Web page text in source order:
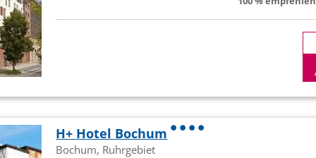
H+ Hotel Bochum
Bochum, Ruhrgebiet